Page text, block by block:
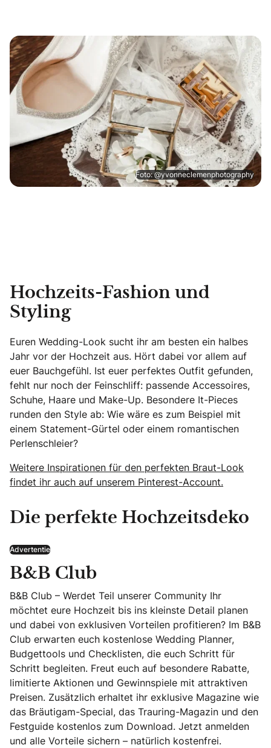
Foto: @yvonneclemenphotography
Hochzeits-Fashion und
Styling
Euren Wedding-Look sucht ihr am besten ein halbes
Jahr vor der Hochzeit aus. Hört dabei vor allem auf
euer Bauchgefühl. Ist euer perfektes Outfit gefunden,
fehlt nur noch der Feinschliff: passende Accessoires,
Schuhe, Haare und Make-Up. Besondere It-Pieces
runden den Style ab: Wie wäre es zum Beispiel mit
einem Statement-Gürtel oder einem romantischen
Perlenschleier?
Weitere Inspirationen für den perfekten Braut-Look
findet ihr auch auf unserem Pinterest-Account.
Die perfekte Hochzeitsdeko
Advertentie
B&B Club
B&B Club – Werdet Teil unserer Community Ihr
möchtet eure Hochzeit bis ins kleinste Detail planen
und dabei von exklusiven Vorteilen profitieren? Im B&B
Club erwarten euch kostenlose Wedding Planner,
Budgettools und Checklisten, die euch Schritt für
Schritt begleiten. Freut euch auf besondere Rabatte,
limitierte Aktionen und Gewinnspiele mit attraktiven
Preisen. Zusätzlich erhaltet ihr exklusive Magazine wie
das Bräutigam-Special, das Trauring-Magazin und den
Festguide kostenlos zum Download. Jetzt anmelden
und alle Vorteile sichern – natürlich kostenfrei.